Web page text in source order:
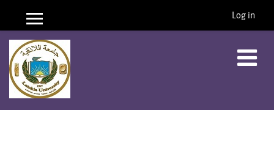
Skip to main content
Side panel Log in